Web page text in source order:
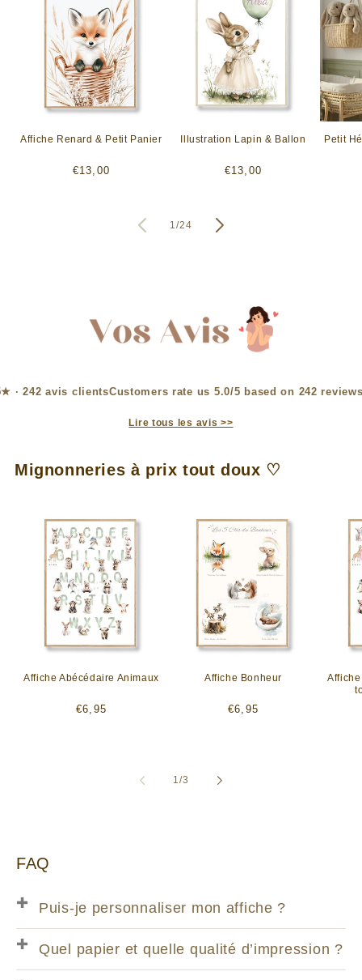
Affiche Renard & Petit Panier
Prix
€13,00
Illustration Lapin & Ballon
Prix
€13,00
Petit
1/de
24
Customers rate us 5.0/5 based on 242
Lire tous les avis >>
Mignonneries à prix tout doux ♡
Affiche Abécédaire Animaux
Prix
€6,95
Affiche Bonheur
Prix
€6,95
1/de
3
FAQ
Puis-je personnaliser mon affiche ?
Quel papier et quelle qualité d’impression ?